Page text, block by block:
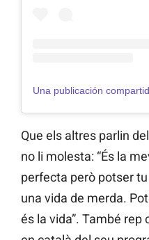
Que els altres parlin
no li molesta: “És la
perfecta però potser
una vida de merda.
és la vida”. També